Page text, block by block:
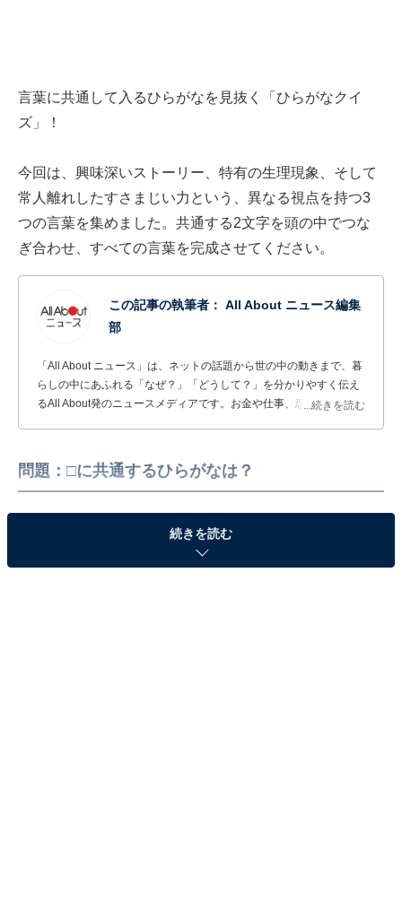
言葉に共通して入るひらがなを見抜く「ひらがなクイ
ズ」！
今回は、興味深いストーリー、特有の生理現象、そして
常人離れしたすさまじい力という、異なる視点を持つ3
つの言葉を集めました。共通する2文字を頭の中でつな
ぎ合わせ、すべての言葉を完成させてください。
この記事の執筆者： All About ニュース編集
部
「All About ニュース」は、ネットの話題から世の中の動きまで、暮
らしの中にあふれる「なぜ？」「どうして？」を分かりやすく伝え
るAll About発のニュースメディアです。お金や仕事、恋愛、ITに関
...続きを読む
問題：□に共通するひらがなは？
続きを読む